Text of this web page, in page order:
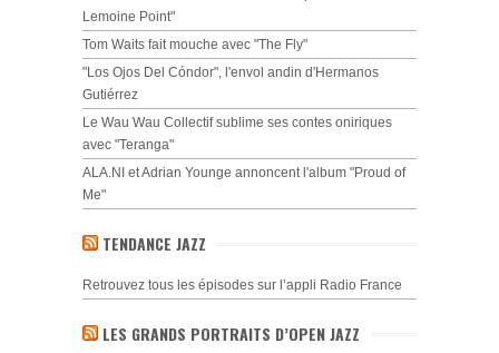
Lemoine Point"
Tom Waits fait mouche avec "The Fly"
"Los Ojos Del Cóndor", l'envol andin d'Hermanos
Gutiérrez
Le Wau Wau Collectif sublime ses contes oniriques
avec "Teranga"
ALA.NI et Adrian Younge annoncent l'album "Proud of
Me"
TENDANCE JAZZ
Retrouvez tous les épisodes sur l’appli Radio France
LES GRANDS PORTRAITS D’OPEN JAZZ